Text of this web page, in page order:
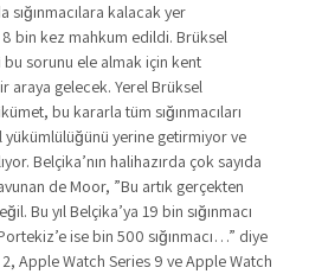
sığınmacılara kalacak yer
8 bin kez mahkum edildi. Brüksel
bu sorunu ele almak için kent
araya gelecek. Yerel Brüksel
bu kararla tüm sığınmacıları
yerine getirmiyor ve
Belçika’nın halihazırda çok sayıda
de Moor, ”Bu artık gerçekten
Bu yıl Belçika’ya 19 bin sığınmacı
ise bin 500 sığınmacı…” diye
Apple Watch Series 9 ve Apple Watch